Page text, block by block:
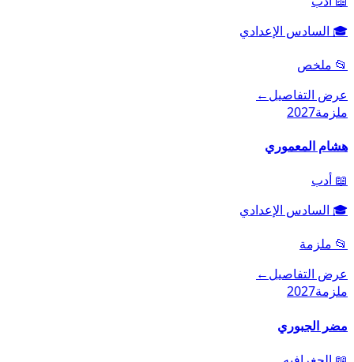
🎓 السادس الإعدادي
📂 ملخص
عرض التفاصيل←
ملزمة2027
هشام المعموري
📖 أدب
🎓 السادس الإعدادي
📂 ملزمة
عرض التفاصيل←
ملزمة2027
مضر الجبوري